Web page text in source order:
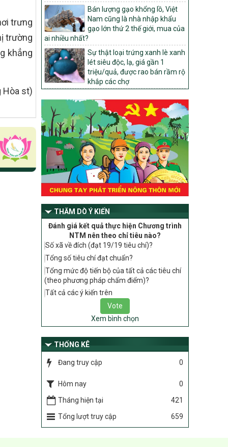
trưng
trường
khẳng
Hòa st)
1451/QĐ-UBND
Phê duyệt danh sách các xã thuộc nhóm
1, nhóm 2, nhóm 3 trong xây dựng nông
thôn mới giai đoạn 2026-2030 trên địa
bàn tỉnh Nghệ An
103/PTNT-NTM
Về việc đăng ký thực hiện Dự án liên kết
theo chuỗi giá trị thuộc Dự án 2 –
Chương trình Mục tiêu quốc gia Giảm
nghèo bền vững giai đoạn 2021-2025
được kéo dài sang năm 2026
827/QĐ-BNNMT
Quyết định Ban hành Kế hoạch triển khai
thực hiện Chương trình mục tiêu quốc gia
xây dựng nông thôn mới, giảm nghèo
bền vững và phát triển kinh tế – xã hội
vùng đồng bào dân tộc thiểu số và miền
núi giai đoạn 2026-2035, giai đoạn I: Từ
năm 2026 đến năm 2030
14/2026/TT-BNNMT
Hướng dẫn thực hiện một số nội dung
tiêu chí, điều kiện thuộc Bộ tiêu chí quốc
gia về nông thôn mới giai đoạn 2026 –
2030 thuộc phạm vi quản lý nhà nước
của Bộ Nông nghiệp và Môi trường
417/QĐ-BNNMT
Phê duyệt Chương trình mục tiêu quốc
gia xây dựng nông thôn mới, giảm nghèo
bền vững và phát triển kinh tế – xã hội
vùng đồng bào dân tộc thiểu số và miền
núi giai đoạn 2026-2035, giai đoạn I: Từ
Nghị quyết số 08/2026/NQ-HĐND
Quy định nguyên tắc, tiêu chí, định mức
Chương trình mục tiêu quốc gia xây dựng
nông thôn mới, giảm nghèo bền vững và
phát triển kinh tế – xã hội vùng đồng bào
2026 – 2030 trên địa bàn tỉnh Nghệ An
Bán lượng gạo khổng lồ, Việt
Nam cũng là nhà nhập khẩu
gạo lớn thứ 2 thế giới, mua của
ai nhiều nhất?
Sự thật loại trứng xanh lè xanh
lét siêu độc, lạ, giá gần 1
triệu/quả, được rao bán rầm rộ
khắp các chợ
THĂM DÒ Ý KIẾN
Đánh giá kết quả thực hiện Chương trình
NTM nên theo chỉ tiêu nào?
Số xã về đích (đạt 19/19 tiêu chí)?
Tổng số tiêu chí đạt chuẩn?
Tổng mức độ tiến bộ của tất cả các tiêu chí
(theo phương pháp chấm điểm)?
Tất cả các ý kiến trên
Xem bình chọn
THỐNG KÊ
Đang truy cập 0
Hôm nay
0
Tháng hiện tại
421
Tổng lượt truy cập
659